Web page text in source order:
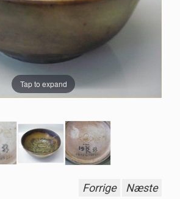
Tap to expand
Forrige Næste